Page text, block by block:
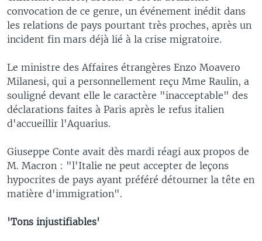
convocation de ce genre, un événement inédit dans
les relations de pays pourtant très proches, après un
incident fin mars déjà lié à la crise migratoire.
Le ministre des Affaires étrangères Enzo Moavero
Milanesi, qui a personnellement reçu Mme Raulin, a
souligné devant elle le caractère "inacceptable" des
déclarations faites à Paris après le refus italien
d'accueillir l'Aquarius.
Giuseppe Conte avait dès mardi réagi aux propos de
M. Macron : "l'Italie ne peut accepter de leçons
hypocrites de pays ayant préféré détourner la tête en
matière d'immigration".
'Tons injustifiables'